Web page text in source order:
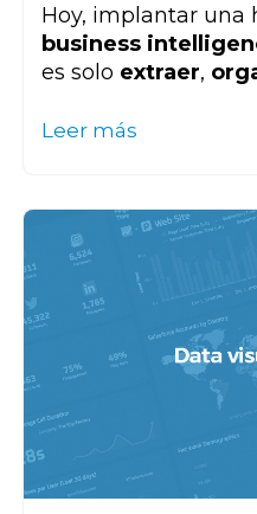
Hoy, implantar una
business
es solo extraer,
Leer más